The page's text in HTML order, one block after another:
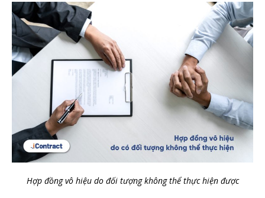
Hợp đồng vô hiệu do đối tượng không thể thực hiện được